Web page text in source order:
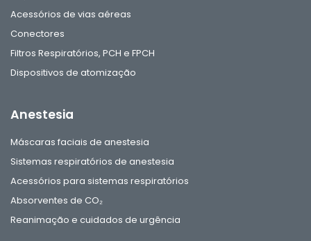
Acessórios de vias aéreas
Conectores
Filtros Respiratórios, PCH e FPCH
Dispositivos de atomização
Anestesia
Máscaras faciais de anestesia
Sistemas respiratórios de anestesia
Acessórios para sistemas respiratórios
Absorventes de CO₂
Reanimação e cuidados de urgência